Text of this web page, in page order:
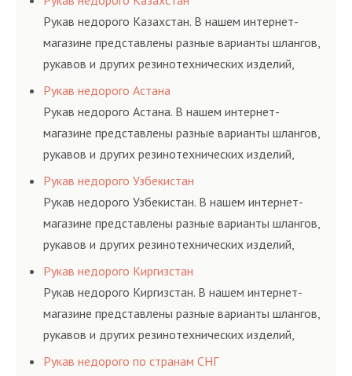
и нормативам.
Рукав недорого Казахстан. В нашем интернет-
магазине представлены разные варианты шлангов,
рукавов и других резинотехнических изделий,
соответствующих ГОСТам, техническим условиям
и нормативам.
Рукав недорого Астана
Рукав недорого Астана. В нашем интернет-
магазине представлены разные варианты шлангов,
рукавов и других резинотехнических изделий,
соответствующих ГОСТам, техническим условиям
и нормативам.
Рукав недорого Узбекистан
Рукав недорого Узбекистан. В нашем интернет-
магазине представлены разные варианты шлангов,
рукавов и других резинотехнических изделий,
соответствующих ГОСТам, техническим условиям
и нормативам.
Рукав недорого Киргизстан
Рукав недорого Киргизстан. В нашем интернет-
магазине представлены разные варианты шлангов,
рукавов и других резинотехнических изделий,
соответствующих ГОСТам, техническим условиям
Рукав недорого по странам СНГ